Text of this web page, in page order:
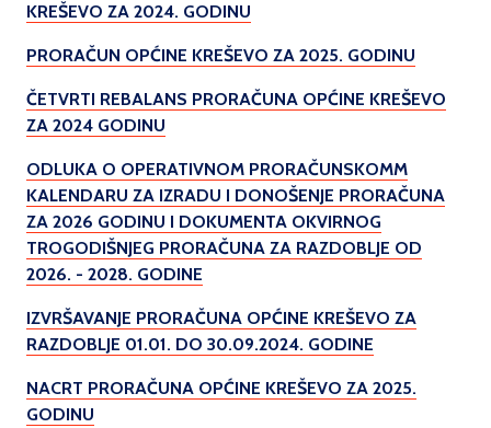
KREŠEVO ZA 2024. GODINU
PRORAČUN OPĆINE KREŠEVO ZA 2025. GODINU
ČETVRTI REBALANS PRORAČUNA OPĆINE KREŠEVO
ZA 2024 GODINU
ODLUKA O OPERATIVNOM PRORAČUNSKOMM
KALENDARU ZA IZRADU I DONOŠENJE PRORAČUNA
ZA 2026 GODINU I DOKUMENTA OKVIRNOG
TROGODIŠNJEG PRORAČUNA ZA RAZDOBLJE OD
2026. - 2028. GODINE
IZVRŠAVANJE PRORAČUNA OPĆINE KREŠEVO ZA
RAZDOBLJE 01.01. DO 30.09.2024. GODINE
NACRT PRORAČUNA OPĆINE KREŠEVO ZA 2025.
GODINU